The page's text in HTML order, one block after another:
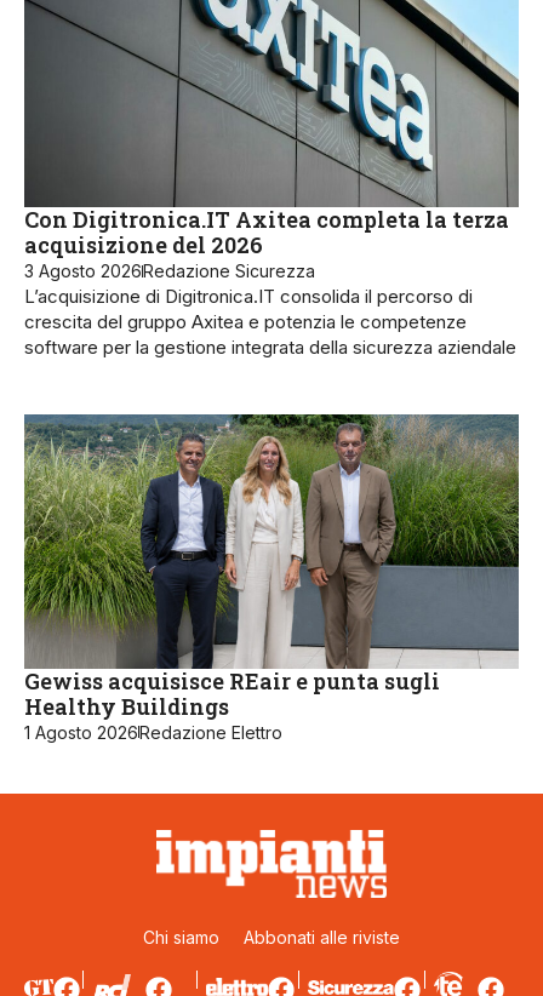
Con Digitronica.IT Axitea completa la terza
acquisizione del 2026
3 Agosto 2026Redazione Sicurezza
L’acquisizione di Digitronica.IT consolida il percorso di
crescita del gruppo Axitea e potenzia le competenze
software per la gestione integrata della sicurezza aziendale
Gewiss acquisisce REair e punta sugli
Healthy Buildings
1 Agosto 2026Redazione Elettro
Chi siamo Abbonati alle riviste